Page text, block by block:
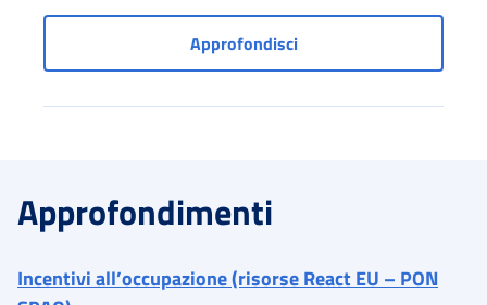
ApprofondisciServizi per i lavoratori
Approfondimenti
Incentivi all’occupazione (risorse React EU – PON